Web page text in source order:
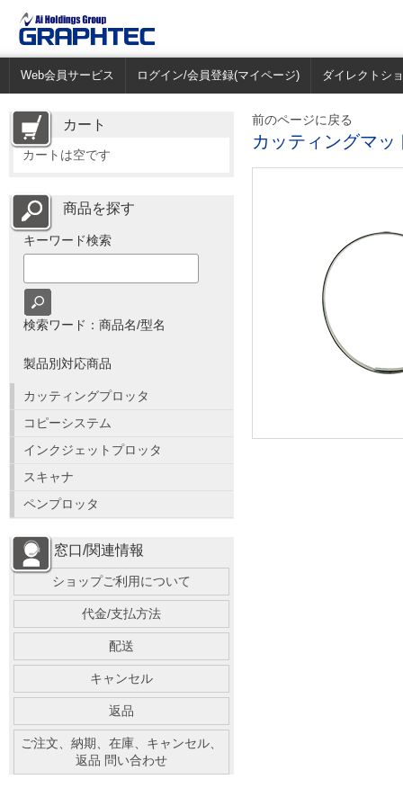
Web会員サービス ログイン/会員登録(マイページ) ダイレクトシ
前のページに戻る
カッティングマ
カート
カートは空です
商品を探す
キーワード検索
検索ワード：商品名/型名
製品別対応商品
カッティングプロッタ
コピーシステム
インクジェットプロッタ
スキャナ
ペンプロッタ
窓口/関連情報
ショップご利用について
代金/支払方法
配送
キャンセル
返品
ご注文、納期、在庫、キャンセル、
返品 問い合わせ